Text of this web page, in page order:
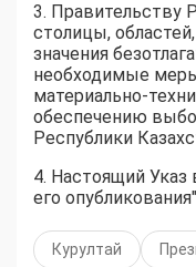
3. Правительству
столицы,
значения
необходимые
материально-
обеспечению
Республики
4. Настоящий Указ
его
Курултай